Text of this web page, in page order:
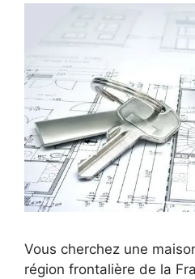
Vous cherchez une
région frontalière de la